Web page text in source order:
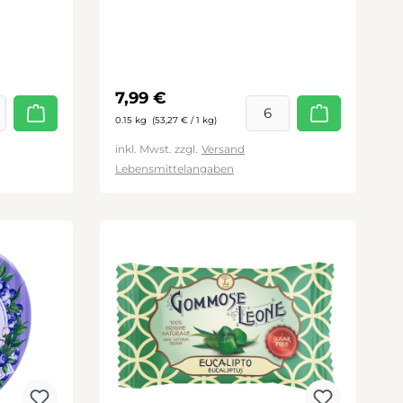
Regulärer Preis:
7,99 €
0.15 kg (53,27 € / 1 kg)
inkl. Mwst. zzgl. Versand
Lebensmittelangaben